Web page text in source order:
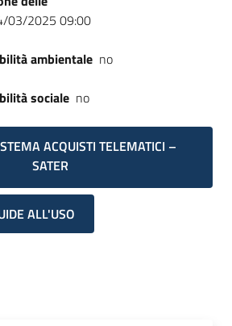
03/2025 09:00
ambientale no
sociale no
ACQUISTI TELEMATICI –
SATER
ALL'USO